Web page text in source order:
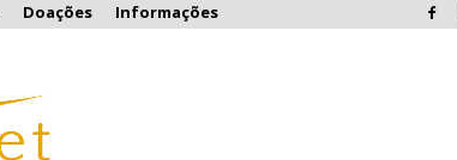
Doações Informações